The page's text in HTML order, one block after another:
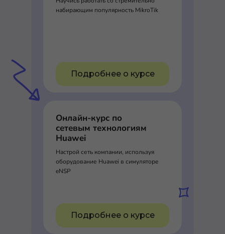
набирающим популярность MikroTik
Подробнее о курсе
Онлайн-курс по
сетевым технологиям
Huawei
Настрой сеть компании, используя
оборудование Huawei в симуляторе
eNSP
Подробнее о курсе